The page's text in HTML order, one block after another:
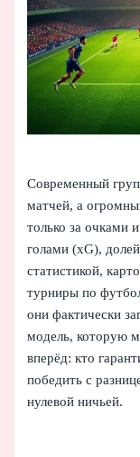
Современный
матчей, а
только за очками
голами (xG),
статистикой,
турниры по
они фактически
модель, которую
вперёд: кто
победить с
нулевой ничьей.